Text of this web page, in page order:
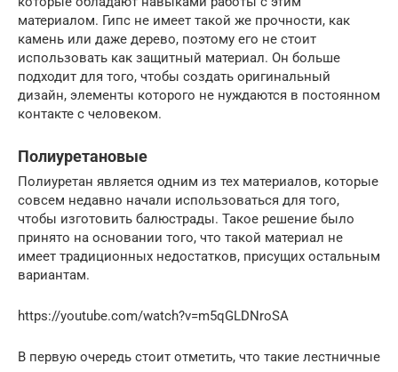
материалом. Гипс не имеет такой же прочности, как
камень или даже дерево, поэтому его не стоит
использовать как защитный материал. Он больше
подходит для того, чтобы создать оригинальный
дизайн, элементы которого не нуждаются в постоянном
контакте с человеком.
Полиуретановые
Полиуретан является одним из тех материалов, которые
совсем недавно начали использоваться для того,
чтобы изготовить балюстрады. Такое решение было
принято на основании того, что такой материал не
имеет традиционных недостатков, присущих остальным
вариантам.
https://youtube.com/watch?v=m5qGLDNroSA
В первую очередь стоит отметить, что такие лестничные